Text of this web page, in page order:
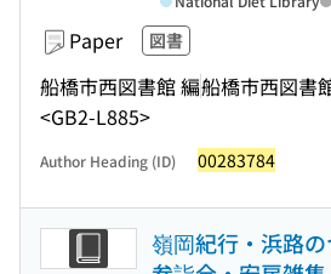
Paper 図書
船橋市西図書館 編船橋市西図書
<GB2-L885>
Author Heading (ID) 00283784
嶺岡紀行・浜路